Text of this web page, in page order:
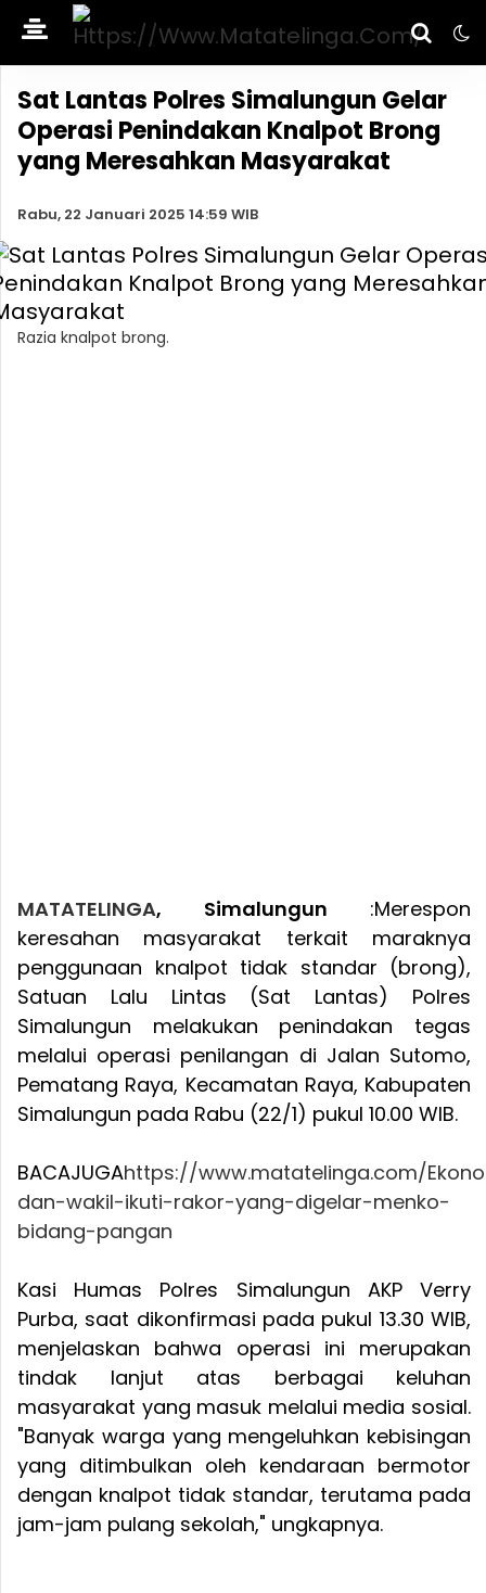
Sat Lantas Polres Simalungun Gelar
Operasi Penindakan Knalpot Brong
yang Meresahkan Masyarakat
Rabu, 22 Januari 2025 14:59 WIB
Razia knalpot brong.
MATATELINGA, Simalungun :Merespon
keresahan masyarakat terkait maraknya
penggunaan knalpot tidak standar (brong),
Satuan Lalu Lintas (Sat Lantas) Polres
Simalungun melakukan penindakan tegas
melalui operasi penilangan di Jalan Sutomo,
Pematang Raya, Kecamatan Raya, Kabupaten
Simalungun pada Rabu (22/1) pukul 10.00 WIB.
BACAJUGAhttps://www.matatelinga.com/
dan-wakil-ikuti-rakor-yang-digelar-menko-
bidang-pangan
Kasi Humas Polres Simalungun AKP Verry
Purba, saat dikonfirmasi pada pukul 13.30 WIB,
menjelaskan bahwa operasi ini merupakan
tindak lanjut atas berbagai keluhan
masyarakat yang masuk melalui media sosial.
"Banyak warga yang mengeluhkan kebisingan
yang ditimbulkan oleh kendaraan bermotor
dengan knalpot tidak standar, terutama pada
jam-jam pulang sekolah," ungkapnya.